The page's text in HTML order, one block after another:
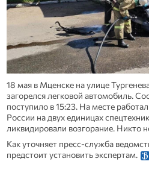
18 мая в Мценске на улице
загорелся легковой автомобиль.
поступило в 15:23. На месте
России на двух единицах
ликвидировали возгорание. Никто
Как уточняет пресс-служба
предстоит установить экспертам.